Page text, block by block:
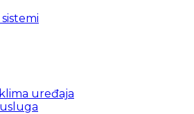
uređaja